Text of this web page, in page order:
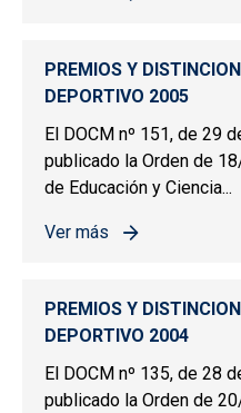
sobre PREMIOS Y
PREMIOS Y
DEPORTIVO 2005
El DOCM nº 151, de 29
publicado la Orden de
de Educación y Ciencia...
Ver más
sobre PREMIOS Y
PREMIOS Y
DEPORTIVO 2004
El DOCM nº 135, de 28
publicado la Orden de